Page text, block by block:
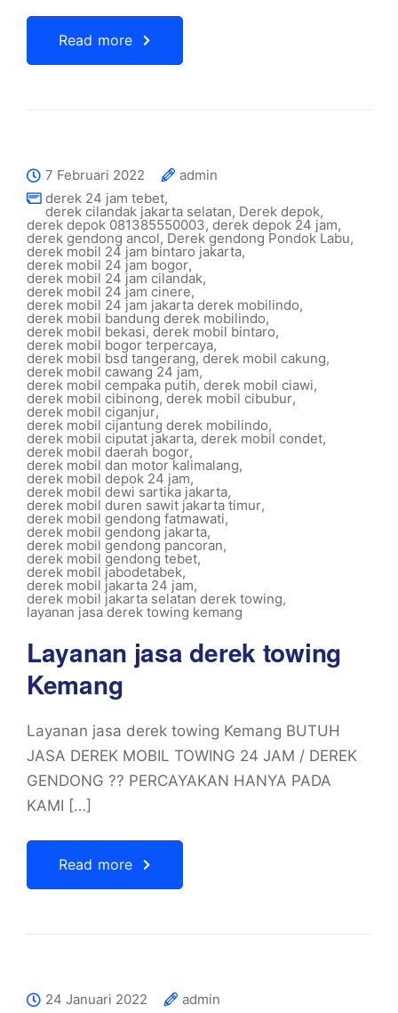
Read more
7 Februari 2022
admin
derek 24 jam tebet,
derek cilandak jakarta selatan, Derek depok,
derek depok 081385550003, derek depok 24 jam,
derek gendong ancol, Derek gendong Pondok Labu,
derek mobil 24 jam bintaro jakarta,
derek mobil 24 jam bogor,
derek mobil 24 jam cilandak,
derek mobil 24 jam cinere,
derek mobil 24 jam jakarta derek mobilindo,
derek mobil bandung derek mobilindo,
derek mobil bekasi, derek mobil bintaro,
derek mobil bogor terpercaya,
derek mobil bsd tangerang,derek mobil cakung,
derek mobil cawang 24 jam,
derek mobil cempaka putih,derek mobil ciawi,
derek mobil cibinong,derek mobil cibubur,
derek mobil ciganjur,
derek mobil cijantung derek mobilindo,
derek mobil ciputat jakarta, derek mobil condet,
derek mobil daerah bogor,
derek mobil dan motor kalimalang,
derek mobil depok 24 jam,
derek mobil dewi sartika jakarta,
derek mobil duren sawit jakarta timur,
derek mobil gendong fatmawati,
derek mobil gendong jakarta,
derek mobil gendong pancoran,
derek mobil gendong tebet,
derek mobil jabodetabek,
derek mobil jakarta 24 jam,
derek mobil jakarta selatan derek towing,
layanan jasa derek towing kemang
Layanan jasa derek towing
Kemang
Layanan jasa derek towing Kemang BUTUH
JASA DEREK MOBIL TOWING 24 JAM / DEREK
GENDONG ?? PERCAYAKAN HANYA PADA
KAMI […]
Read more
24 Januari 2022
admin